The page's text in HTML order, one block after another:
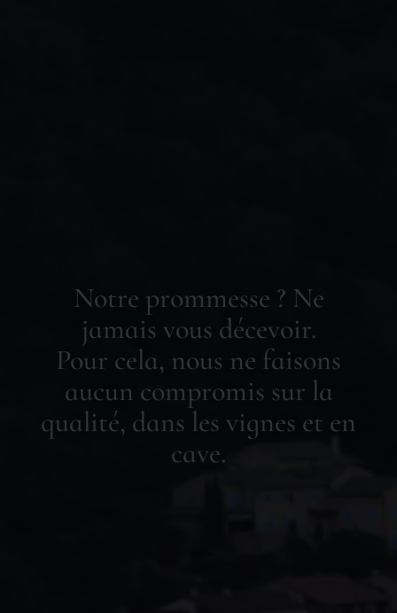
Notre prommesse ? Ne
jamais vous décevoir.
Pour cela, nous ne faisons
aucun compromis sur la
qualité, dans les vignes et en
cave.